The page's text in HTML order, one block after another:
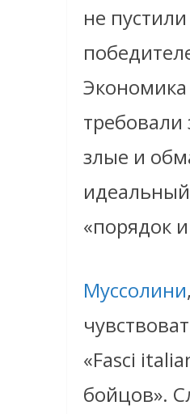
не
Экономика
злые и
«порядок
Муссолини
«Fasci
бойцов».